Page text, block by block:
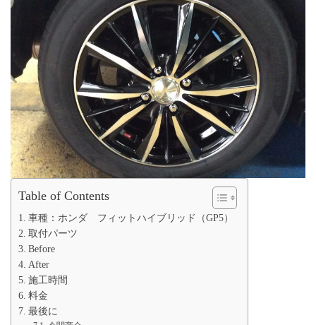
Table of Contents
車種：ホンダ フィットハイブリッド（GP5）
取付パーツ
Before
After
施工時間
料金
最後に